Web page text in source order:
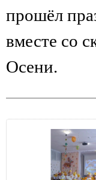
прошёл
вместе со
Осени.